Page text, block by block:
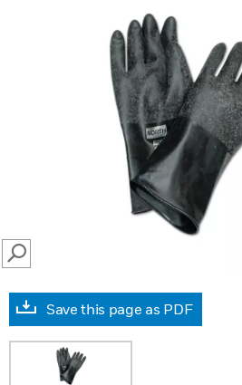
SEARCH
Save this page as PDF